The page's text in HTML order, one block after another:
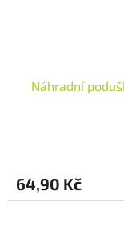
Náhradní
64,90 Kč